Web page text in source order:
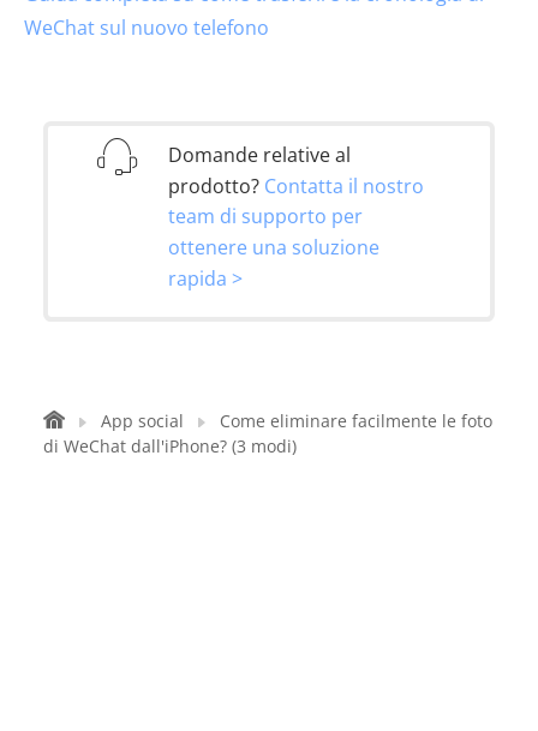
WeChat sul nuovo telefono
Domande relative al
prodotto? Contatta il nostro
team di supporto per
ottenere una soluzione
rapida >
App social
Come eliminare facilmente le foto
di WeChat dall'iPhone? (3 modi)